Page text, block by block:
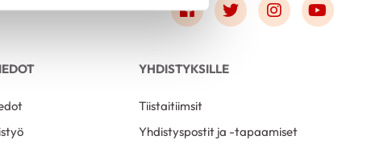
Link to facebook
Link to twitter
Link to Link to
YHDISTYKSILLE
Tiistaitiimsit
Yhdistyspostit ja -tapaamiset